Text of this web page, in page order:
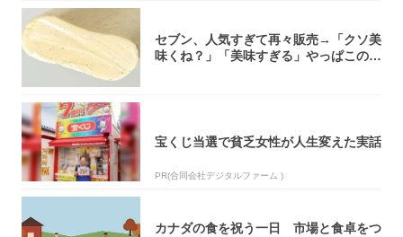
セブン、人気すぎて再々販売→「クソ美
味くね？」「美味すぎる」やっぱこのク
宝くじ当選で貧乏女性が人生変えた実話
PR(合同会社デジタルファーム )
カナダの食を祝う一日 市場と食卓をつ